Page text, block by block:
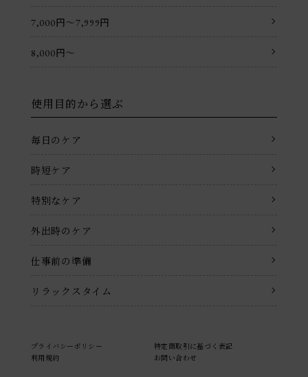
7,000円〜7,999円
8,000円〜
使用目的から選ぶ
毎日のケア
時短ケア
特別なケア
外出時のケア
仕事前の準備
リラックスタイム
プライバシーポリシー
特定商取引に基づく表記
利用規約
お問い合わせ